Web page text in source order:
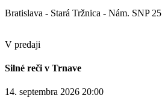
Bratislava - Stará Tržnica - Nám. SNP 25
V predaji
Silné reči v Trnave
14. septembra 2026 20:00